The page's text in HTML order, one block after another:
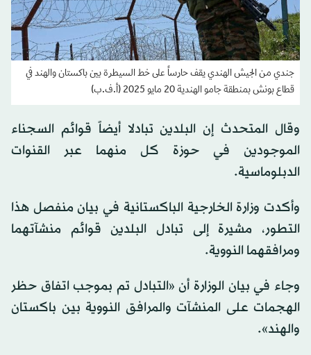
جندي من الجيش الهندي يقف حارساً على خط السيطرة بين باكستان والهند في
قطاع بونش بمنطقة جامو الهندية 20 مايو 2025 (أ.ف.ب)
وقال المتحدث إن البلدين تبادلا أيضاً قوائم السجناء
الموجودين في حوزة كل منهما عبر القنوات
الدبلوماسية.
وأكدت وزارة الخارجية الباكستانية في بيان منفصل هذا
التطور، مشيرة إلى تبادل البلدين قوائم منشآتهما
ومرافقهما النووية.
وجاء في بيان الوزارة أن «التبادل تم بموجب اتفاق حظر
الهجمات على المنشآت والمرافق النووية بين باكستان
والهند».